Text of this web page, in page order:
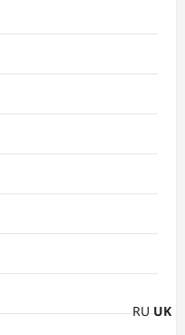
RU UK